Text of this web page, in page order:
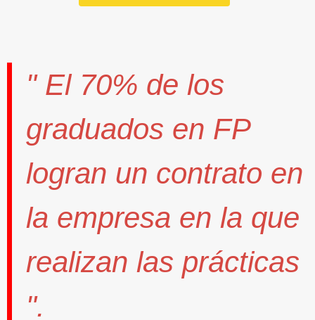
" El 70% de los
graduados en FP
logran un contrato en
la empresa en la que
realizan las prácticas
".